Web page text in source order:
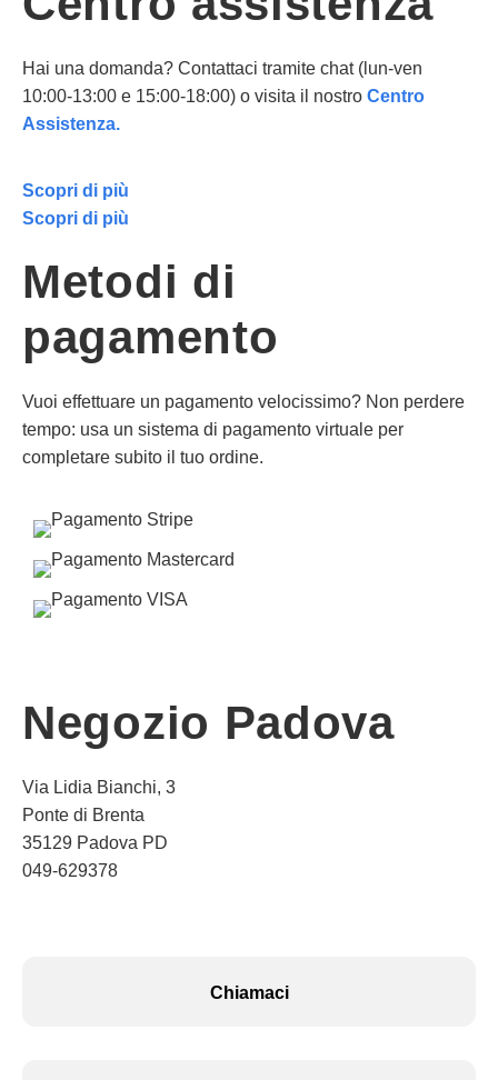
Hai una domanda? Contattaci tramite chat (lun-ven
10:00-13:00 e 15:00-18:00) o visita il nostro Centro
Assistenza.
Scopri di più
Scopri di più
Metodi di
pagamento
Vuoi effettuare un pagamento velocissimo? Non perdere
tempo: usa un sistema di pagamento virtuale per
completare subito il tuo ordine.
Negozio Padova
Via Lidia Bianchi, 3
Ponte di Brenta
35129 Padova PD
049-629378
Chiamaci